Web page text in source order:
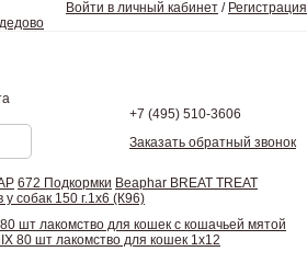
Войти в личный кабинет / Регистрация
+7 (495) 510-3606
Заказать обратный звонок
672 Подкормки Beaphar BREAT TREAT
собак 150 г.1х6 (К96)
шт лакомство для кошек с кошачьей мятой
80 шт лакомство для кошек 1х12